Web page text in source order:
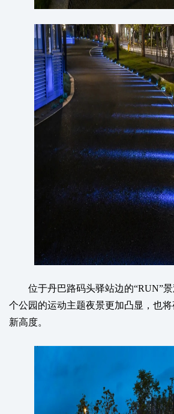
位于丹巴路码头驿站边的“RUN”景
个公园的运动主题夜景更加凸显，也
新高度。